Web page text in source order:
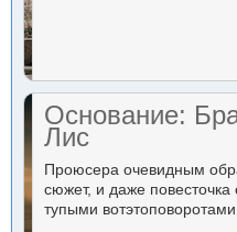
Основание:
Лис
Проюсера очевидным
сюжет, и даже повесточка
тупыми вотэтоповоротами